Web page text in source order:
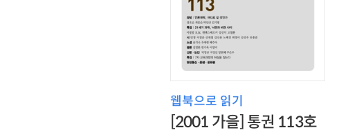
웹북으로 읽기
[2001 가을] 통권 113호